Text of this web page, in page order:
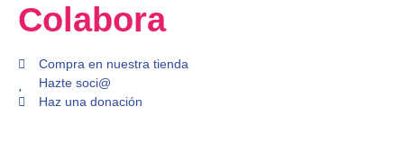
Colabora
Compra en nuestra tienda
Hazte soci@
Haz una donación